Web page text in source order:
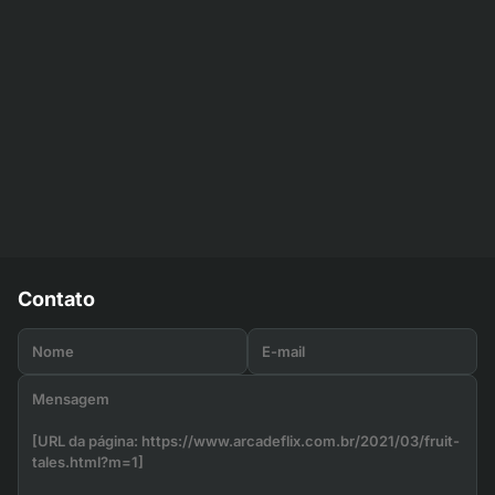
Contato